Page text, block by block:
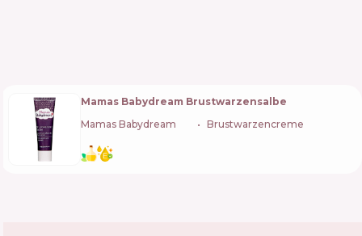
Mamas Babydream Brustwarzensalbe
Mamas Babydream
Brustwarzencreme